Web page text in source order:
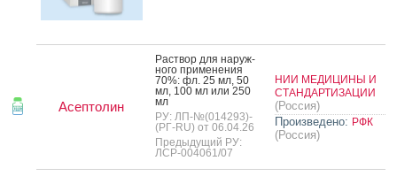
Асептолин
Рас­твор для на­руж­
но­го при­мене­ния
70%: фл. 25 мл, 50
мл, 100 мл или 250
мл
РУ: ЛП-№(014293)-
(РГ-RU) от 06.04.26
Предыдущий РУ:
ЛСР-004061/07
НИИ МЕДИЦИНЫ И
СТАНДАРТИЗАЦИИ
(Россия)
Произведено: РФК
(Россия)